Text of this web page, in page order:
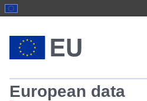
European data